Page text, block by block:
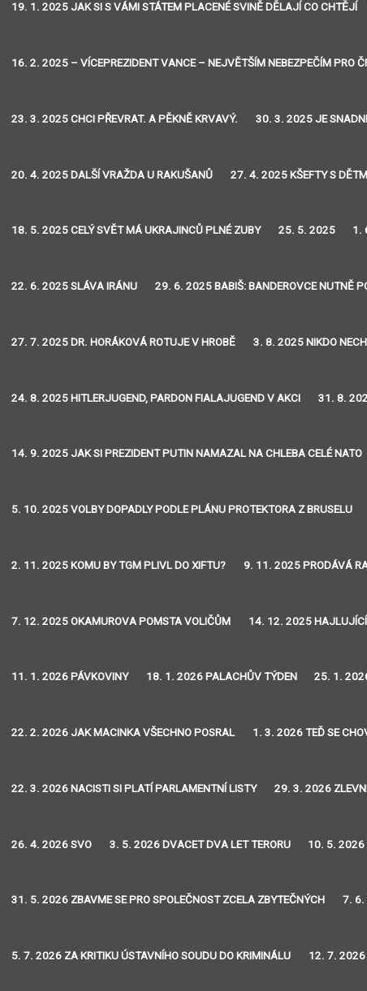
19. 1. 2025 JAK SI S VÁMI STÁTEM PLACENÉ SVINĚ DĚLAJÍ CO CHTĚJÍ
16. 2. 2025 – VÍCEPREZIDENT VANCE – NEJVĚTŠÍM NEBEZPEČÍM PRO
23. 3. 2025 CHCI PŘEVRAT. A PĚKNĚ KRVAVÝ. 30. 3. 2025 JE
20. 4. 2025 DALŠÍ VRAŽDA U RAKUŠANŮ 27. 4. 2025 KŠEFTY S
18. 5. 2025 CELÝ SVĚT MÁ UKRAJINCŮ PLNÉ ZUBY 25. 5. 2025 1.
22. 6. 2025 SLÁVA IRÁNU 29. 6. 2025 BABIŠ: BANDEROVCE NUTNĚ
27. 7. 2025 DR. HORÁKOVÁ ROTUJE V HROBĚ 3. 8. 2025 NIKDO
24. 8. 2025 HITLERJUGEND, PARDON FIALAJUGEND V AKCI 31. 8.
14. 9. 2025 JAK SI PREZIDENT PUTIN NAMAZAL NA CHLEBA CELÉ NATO
5. 10. 2025 VOLBY DOPADLY PODLE PLÁNU PROTEKTORA Z BRUSELU
2. 11. 2025 KOMU BY TGM PLIVL DO XIFTU? 9. 11. 2025 PRODÁVÁ
7. 12. 2025 OKAMUROVA POMSTA VOLIČŮM 14. 12. 2025 HAJLUJÍCÍ
11. 1. 2026 PÁVKOVINY 18. 1. 2026 PALACHŮV TÝDEN 25. 1.
22. 2. 2026 JAK MACINKA VŠECHNO POSRAL 1. 3. 2026 TEĎ SE
22. 3. 2026 NACISTI SI PLATÍ PARLAMENTNÍ LISTY 29. 3. 2026
26. 4. 2026 SVO 3. 5. 2026 DVACET DVA LET TERORU 10. 5. 2026
31. 5. 2026 ZBAVME SE PRO SPOLEČNOST ZCELA ZBYTEČNÝCH 7. 6.
5. 7. 2026 ZA KRITIKU ÚSTAVNÍHO SOUDU DO KRIMINÁLU 12. 7. 2026